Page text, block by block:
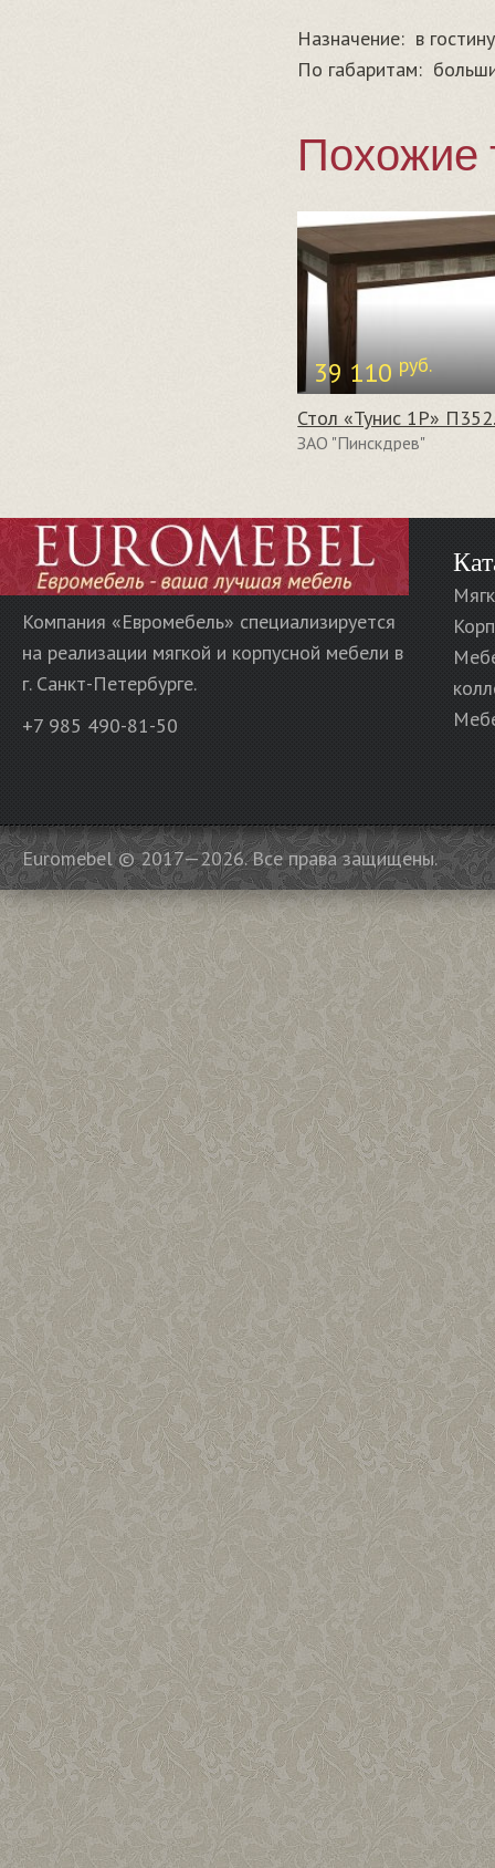
Назначение: в
По габаритам:
Похожие
39 110руб.
Стол «Тунис 1Р»
ЗАО "Пинскдрев"
Компания «Евромебель» специализируется
на реализации мягкой и корпусной мебели в
г. Санкт-Петербурге.
+7 985 490-81-50
Euromebel © 2017—2026. Все права защищены.